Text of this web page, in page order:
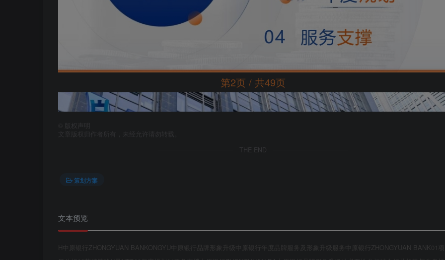
第2页 / 共49页
版权声明
文章版权归作者所有，未经允许请勿转载。
THE END
策划方案
文本预览
H中原银行ZHONGYUAN BANKONGYU中原银行品牌形象升级中原银行年度品牌服务及形象升级服务中原银行ZHONGYUAN BANK01项